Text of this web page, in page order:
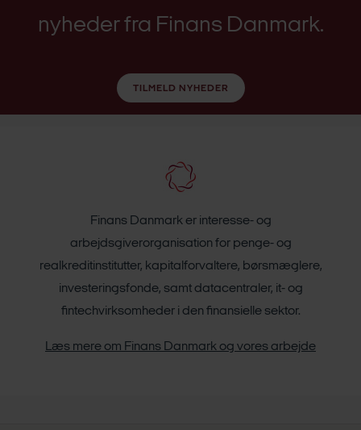
nyheder fra Finans Danmark.
TILMELD NYHEDER
Finans Danmark er interesse- og
arbejdsgiverorganisation for penge- og
realkreditinstitutter, kapitalforvaltere, børsmæglere,
investeringsfonde, samt datacentraler, it- og
fintechvirksomheder i den finansielle sektor.
Læs mere om Finans Danmark og vores arbejde